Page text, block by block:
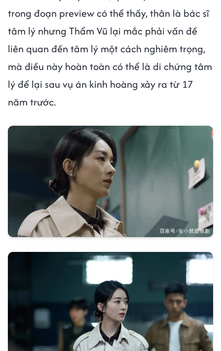
trong đoạn preview có thể thấy, thân là bác sĩ
tâm lý nhưng Thẩm Vũ lại mắc phải vấn đề
liên quan đến tâm lý một cách nghiêm trọng,
mà điều này hoàn toàn có thể là di chứng tâm
lý để lại sau vụ án kinh hoàng xảy ra từ 17
năm trước.